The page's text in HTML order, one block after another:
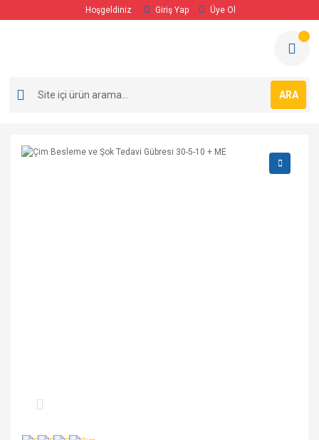
Hoşgeldiniz Giriş Yap Üye Ol
ARA